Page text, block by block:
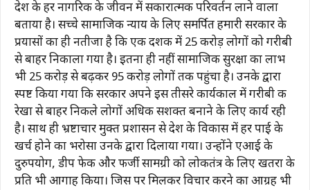
देश के हर नागरिक के जीवन में सकारात्मक परिवर्तन लाने वाला
बताया है। सच्चे सामाजिक न्याय के लिए समर्पित हमारी सरकार के
प्रयासों का ही नतीजा है कि एक दशक में 25 करोड़ लोगों को गरीबी
से बाहर निकाला गया है। इतना ही नहीं सामाजिक सुरक्षा का लाभ
भी 25 करोड़ से बढ़कर 95 करोड़ लोगों तक पहुंचा है। उनके द्वारा
स्पष्ट किया गया कि सरकार अपने इस तीसरे कार्यकाल में गरीबी की
रेखा से बाहर निकले लोगों अधिक सशक्त बनाने के लिए कार्य रही
है। साथ ही भ्रष्टाचार मुक्त प्रशासन से देश के विकास में हर पाई के
खर्च होने का भरोसा उनके द्वारा दिलाया गया। उन्होंने एआई के
दुरुपयोग, डीप फेक और फर्जी सामग्री को लोकतंत्र के लिए खतरा के
प्रति भी आगाह किया। जिस पर मिलकर विचार करने का आग्रह भी